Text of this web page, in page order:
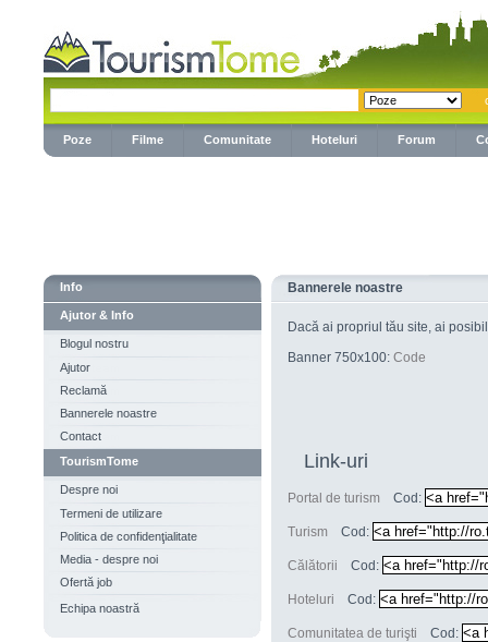
Poze Filme Comunitate Hoteluri Forum
Info
Ajutor & Info
Blogul nostru
Ajutor
Reclamă
Bannerele noastre
Contact
TourismTome
Despre noi
Termeni de utilizare
Politica de confidenţialitate
Media - despre noi
Ofertă job
Echipa noastră
Bannerele noastre
Dacă ai propriul tău site, ai
Banner 750x100: Code
Link-uri
Portal de turism Cod:
Turism Cod:
Călătorii Cod:
Hoteluri Cod:
Comunitatea de turişti Cod: